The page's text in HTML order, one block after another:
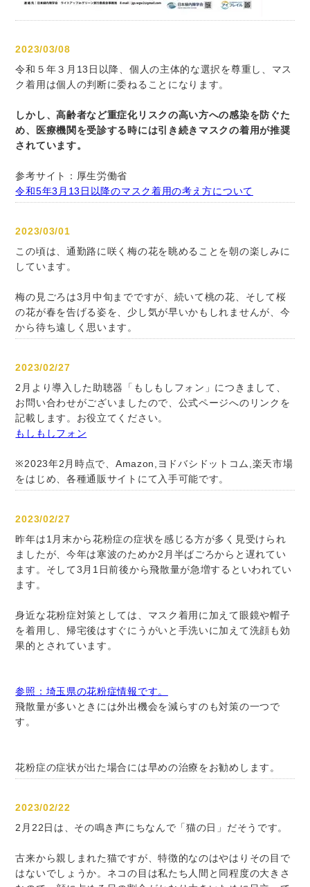
2023/03/08
令和５年３月13日以降、個人の主体的な選択を尊重し、マス
ク着用は個人の判断に委ねることになります。
しかし、高齢者など重症化リスクの高い方への感染を防ぐた
め、医療機関を受診する時には引き続きマスクの着用が推奨
されています。
参考サイト：厚生労働省
令和5年3月13日以降のマスク着用の考え方について
2023/03/01
この頃は、通勤路に咲く梅の花を眺めることを朝の楽しみに
しています。
梅の見ごろは3月中旬までですが、続いて桃の花、そして桜
の花が春を告げる姿を、少し気が早いかもしれませんが、今
から待ち遠しく思います。
2023/02/27
2月より導入した助聴器「もしもしフォン」につきまして、
お問い合わせがございましたので、公式ページへのリンクを
記載します。お役立てください。
もしもしフォン
※2023年2月時点で、Amazon,ヨドバシドットコム,楽天市場
をはじめ、各種通販サイトにて入手可能です。
2023/02/27
昨年は1月末から花粉症の症状を感じる方が多く見受けられ
ましたが、今年は寒波のためか2月半ばごろからと遅れてい
ます。そして3月1日前後から飛散量が急増するといわれてい
ます。
身近な花粉症対策としては、マスク着用に加えて眼鏡や帽子
を着用し、帰宅後はすぐにうがいと手洗いに加えて洗顔も効
果的とされています。
参照：埼玉県の花粉症情報です。
飛散量が多いときには外出機会を減らすのも対策の一つで
す。
花粉症の症状が出た場合には早めの治療をお勧めします。
2023/02/22
2月22日は、その鳴き声にちなんで「猫の日」だそうです。
古来から親しまれた猫ですが、特徴的なのはやはりその目で
はないでしょうか。ネコの目は私たち人間と同程度の大きさ